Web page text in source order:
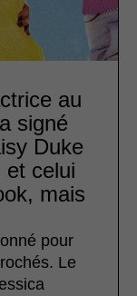
au
signé
Duke
et celui
mais
pour
Le